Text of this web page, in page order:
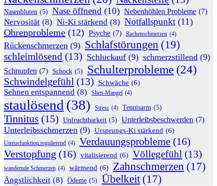
Nasenbluten (5) Nase öffnend (10) Nebenhöhlen Probleme (7)
Nervosität (8) Ni-Ki stärkend (8) Notfallspunkt (11)
Ohrenprobleme (12) Psyche (7) Rachenschmerzen (4)
Rückenschmerzen (9) Schlafstörungen (19)
schleimlösend (13) Schluckauf (9) schmerzstillend (9)
Schnupfen (7) Schock (5) Schulterprobleme (24)
Schwindelgefühl (13) Schwäche (6)
Sehnen entspannend (8) Shen-Mangel (4)
staulösend (38) Stress (4) Tennisarm (5)
Tinnitus (15) Unfruchtbarkeit (5) Unterleibsbeschwerden (7)
Unterleibsschmerzen (9) Ursprungs-Ki stärkend (6)
Uterusfunktion regulierend (4) Verdauungsprobleme (16)
Verstopfung (16) vitalisierend (6) Völlegefühl (13)
wandernde Schmerzen (4) wärmend (6) Zahnschmerzen (17)
Ängstlichkeit (8) Ödeme (5) Übelkeit (17)